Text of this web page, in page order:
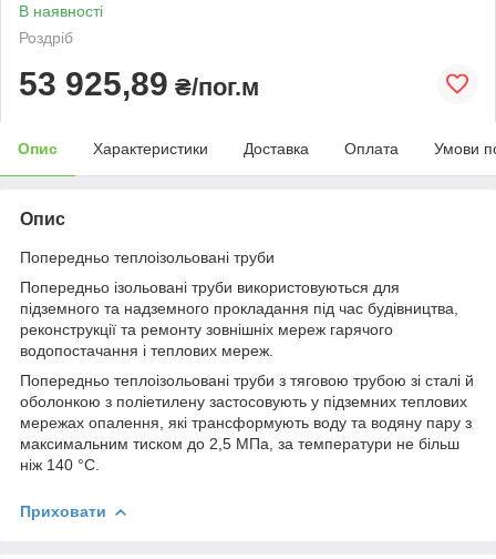
В наявності
Роздріб
53 925,89 ₴/пог.м
Опис Характеристики Доставка Оплата Умови
Опис
Попередньо теплоізольовані труби
Попередньо ізольовані труби використовуються для
підземного та надземного прокладання під час будівництва,
реконструкції та ремонту зовнішніх мереж гарячого
водопостачання і теплових мереж.
Попередньо теплоізольовані труби з тяговою трубою зі сталі й
оболонкою з поліетилену застосовують у підземних теплових
мережах опалення, які трансформують воду та водяну пару з
максимальним тиском до 2,5 МПа, за температури не більш
ніж 140 °C.
Приховати